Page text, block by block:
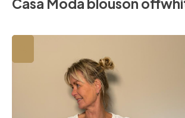
Casa Moda blouson